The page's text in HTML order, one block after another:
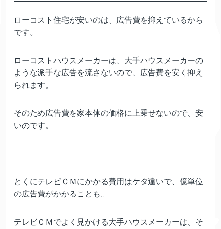
ローコスト住宅が安いのは、広告費を抑えているから
です。
ローコストハウスメーカーは、大手ハウスメーカーの
ような派手な広告を流さないので、広告費を安く抑え
られます。
そのため広告費を家本体の価格に上乗せないので、安
いのです。
とくにテレビＣＭにかかる費用はケタ違いで、億単位
の広告費がかかることも。
テレビＣＭでよく見かける大手ハウスメーカーは、そ